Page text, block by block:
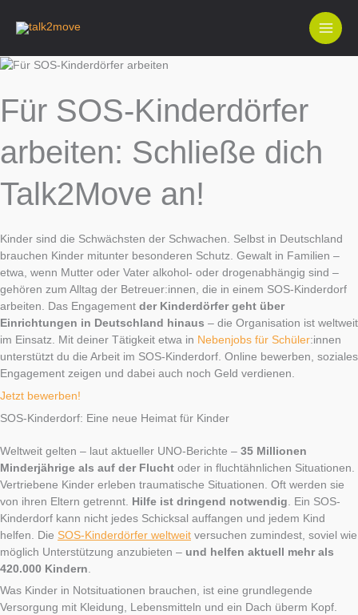
Inhalt
Für SOS-Kinderdörfer
arbeiten: Schließe dich
Talk2Move an!
Kinder sind die Schwächsten der Schwachen. Selbst in Deutschland
brauchen Kinder mitunter besonderen Schutz. Gewalt in Familien –
etwa, wenn Mutter oder Vater alkohol- oder drogenabhängig sind –
gehören zum Alltag der Betreuer:innen, die in einem SOS-Kinderdorf
arbeiten. Das Engagement der Kinderdörfer geht über
Einrichtungen in Deutschland hinaus – die Organisation ist weltweit
im Einsatz. Mit deiner Tätigkeit etwa in Nebenjobs für Schüler:innen
unterstützt du die Arbeit im SOS-Kinderdorf. Online bewerben, soziales
Engagement zeigen und dabei auch noch Geld verdienen.
Jetzt bewerben!
SOS-Kinderdorf: Eine neue Heimat für Kinder
Weltweit gelten – laut aktueller UNO-Berichte – 35 Millionen
Minderjährige als auf der Flucht oder in fluchtähnlichen Situationen.
Vertriebene Kinder erleben traumatische Situationen. Oft werden sie
von ihren Eltern getrennt. Hilfe ist dringend notwendig . Ein SOS-
Kinderdorf kann nicht jedes Schicksal auffangen und jedem Kind
helfen. Die SOS-Kinderdörfer weltweit versuchen zumindest, soviel wie
möglich Unterstützung anzubieten – und helfen aktuell mehr als
420.000 Kindern
Was Kinder in Notsituationen brauchen, ist eine grundlegende
Versorgung mit Kleidung, Lebensmitteln und ein Dach überm Kopf.